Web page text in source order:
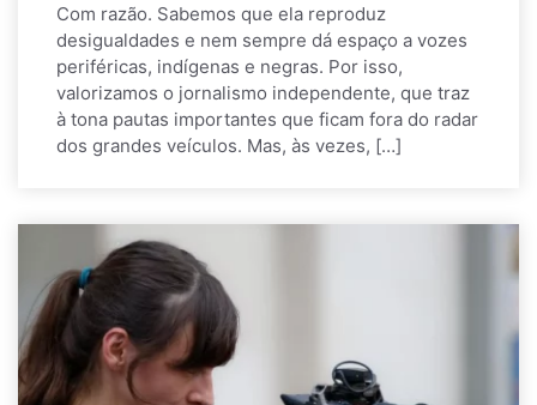
Com razão. Sabemos que ela reproduz
desigualdades e nem sempre dá espaço a vozes
periféricas, indígenas e negras. Por isso,
valorizamos o jornalismo independente, que traz
à tona pautas importantes que ficam fora do radar
dos grandes veículos. Mas, às vezes, […]